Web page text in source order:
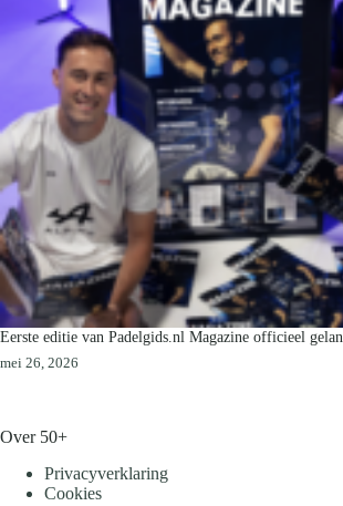
Eerste editie van Padelgids.nl Magazine officieel
mei 26, 2026
Over 50+
Privacyverklaring
Cookies